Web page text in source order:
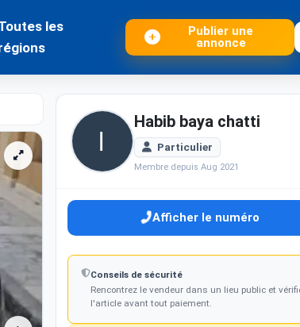
les
Publier une
annonce
Habib baya chatti
Particulier
Membre depuis Aug 2021
Afficher le numéro
Conseils de sécurité
Rencontrez le vendeur dans un lieu public et
l'article avant tout paiement.